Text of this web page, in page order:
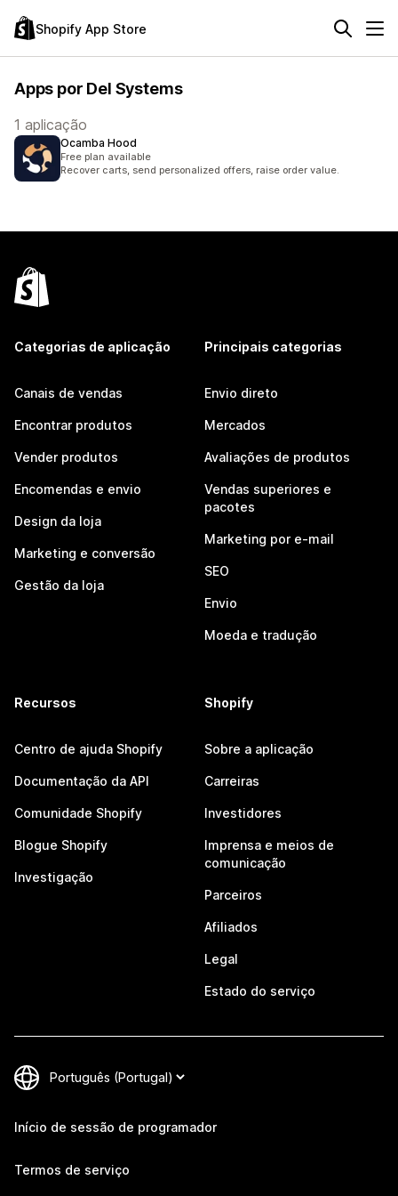
Shopify App Store
Apps por Del Systems
1 aplicação
Ocamba Hood
Free plan available
Recover carts, send personalized offers, raise order value.
Categorias de aplicação
Canais de vendas
Encontrar produtos
Vender produtos
Encomendas e envio
Design da loja
Marketing e conversão
Gestão da loja
Principais categorias
Envio direto
Mercados
Avaliações de produtos
Vendas superiores e
pacotes
Marketing por e-mail
SEO
Envio
Moeda e tradução
Recursos
Centro de ajuda Shopify
Documentação da API
Comunidade Shopify
Blogue Shopify
Investigação
Shopify
Sobre a aplicação
Carreiras
Investidores
Imprensa e meios de
comunicação
Parceiros
Afiliados
Legal
Estado do serviço
Início de sessão de programador
Termos de serviço